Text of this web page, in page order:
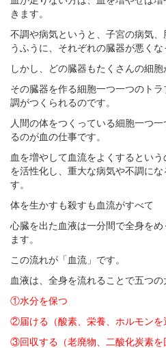
きます。
不調や病気というと、子宮の病気
うふうに、それぞれの臓器が悪くな
しかし、どの臓器もたくさんの細胞
その臓器を作る細胞一つ一つのト
調がつくられるのです。
人間の体をつくっている細胞一つ
るのが血の仕事です。
血を増やして血流をよくするとい
を活性化し、重大な病気や不調に
す。
体を生かすも殺すも血流がすべて
心臓を出た血液は一分間で全身を
ます。
この流れが「血流」です。
血液は、全身を流れることで五つの
①水分を保つ
②届ける（酸素、栄養、ホルモンを
③回収する（老廃物、二酸化炭素を